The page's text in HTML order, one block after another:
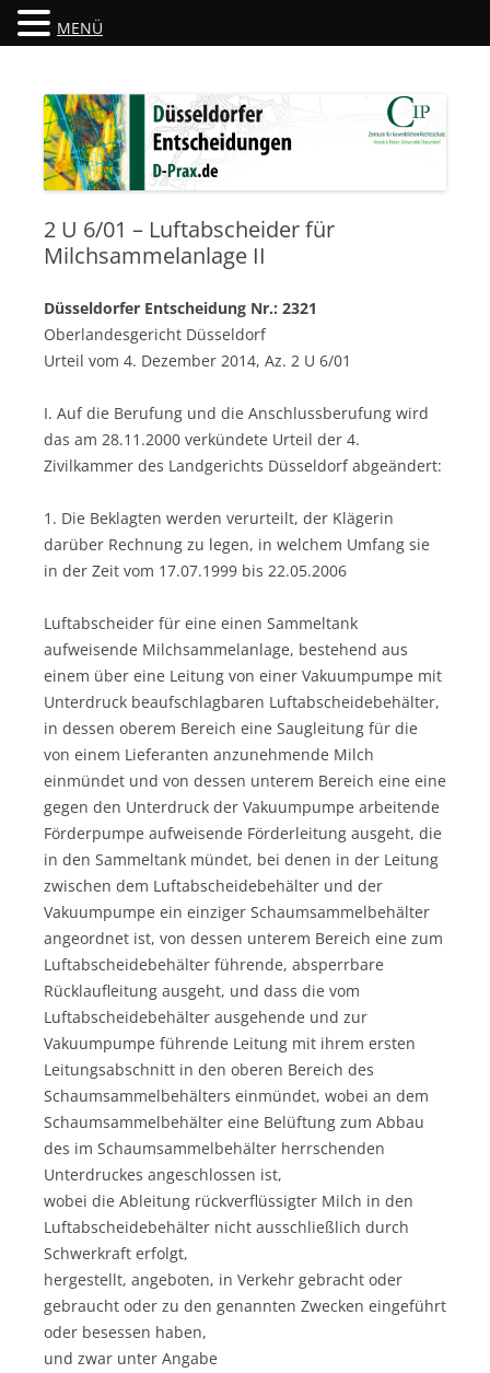
Düsseldorfer Entscheidungen
2 U 6/01 – Luftabscheider für
Milchsammelanlage II
Düsseldorfer Entscheidung Nr.: 2321
Oberlandesgericht Düsseldorf
Urteil vom 4. Dezember 2014, Az. 2 U 6/01
I. Auf die Berufung und die Anschlussberufung wird
das am 28.11.2000 verkündete Urteil der 4.
Zivilkammer des Landgerichts Düsseldorf abgeändert:
1. Die Beklagten werden verurteilt, der Klägerin
darüber Rechnung zu legen, in welchem Umfang sie
in der Zeit vom 17.07.1999 bis 22.05.2006
Luftabscheider für eine einen Sammeltank
aufweisende Milchsammelanlage, bestehend aus
einem über eine Leitung von einer Vakuumpumpe mit
Unterdruck beaufschlagbaren Luftabscheidebehälter,
in dessen oberem Bereich eine Saugleitung für die
von einem Lieferanten anzunehmende Milch
einmündet und von dessen unterem Bereich eine eine
gegen den Unterdruck der Vakuumpumpe arbeitende
Förderpumpe aufweisende Förderleitung ausgeht, die
in den Sammeltank mündet, bei denen in der Leitung
zwischen dem Luftabscheidebehälter und der
Vakuumpumpe ein einziger Schaumsammelbehälter
angeordnet ist, von dessen unterem Bereich eine zum
Luftabscheidebehälter führende, absperrbare
Rücklaufleitung ausgeht, und dass die vom
Luftabscheidebehälter ausgehende und zur
Vakuumpumpe führende Leitung mit ihrem ersten
Leitungsabschnitt in den oberen Bereich des
Schaumsammelbehälters einmündet, wobei an dem
Schaumsammelbehälter eine Belüftung zum Abbau
des im Schaumsammelbehälter herrschenden
Unterdruckes angeschlossen ist,
wobei die Ableitung rückverflüssigter Milch in den
Luftabscheidebehälter nicht ausschließlich durch
Schwerkraft erfolgt,
hergestellt, angeboten, in Verkehr gebracht oder
gebraucht oder zu den genannten Zwecken eingeführt
oder besessen haben,
und zwar unter Angabe
MENÜ